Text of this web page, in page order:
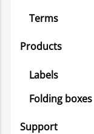
Terms
Products
Labels
Folding boxes
Support